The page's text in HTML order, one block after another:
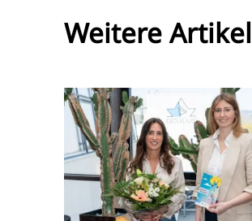
Weitere Artikel